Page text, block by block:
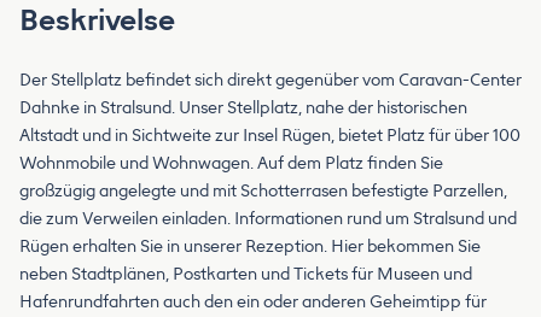
Beskrivelse
Der Stellplatz befindet sich direkt gegenüber vom Caravan-Center
Dahnke in Stralsund. Unser Stellplatz, nahe der historischen
Altstadt und in Sichtweite zur Insel Rügen, bietet Platz für über 100
Wohnmobile und Wohnwagen. Auf dem Platz finden Sie
großzügig angelegte und mit Schotterrasen befestigte Parzellen,
die zum Verweilen einladen. Informationen rund um Stralsund und
Rügen erhalten Sie in unserer Rezeption. Hier bekommen Sie
neben Stadtplänen, Postkarten und Tickets für Museen und
Hafenrundfahrten auch den ein oder anderen Geheimtipp für